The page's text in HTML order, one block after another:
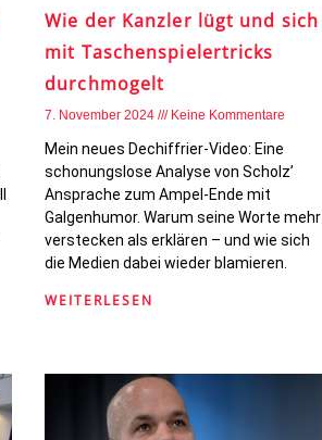
Wie der Kanzler lügt und sich
mit Taschenspielertricks
durchmogelt
7. November 2024 Keine Kommentare
Mein neues Dechiffrier-Video: Eine
schonungslose Analyse von Scholz’
Ansprache zum Ampel-Ende mit
Galgenhumor. Warum seine Worte mehr
verstecken als erklären – und wie sich
die Medien dabei wieder blamieren.
WEITERLESEN